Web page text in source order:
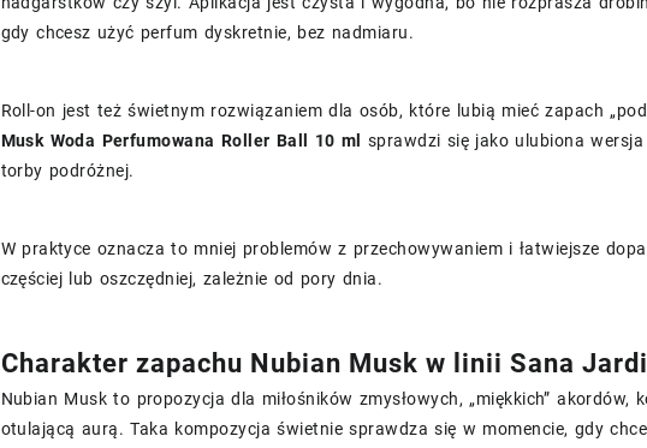
gdy chcesz użyć perfum dyskretnie, bez nadmiaru.
Roll-on jest też świetnym rozwiązaniem dla osób, które lubią mieć zapach
Musk Woda Perfumowana Roller Ball 10 ml
sprawdzi się jako ulubiona
torby podróżnej.
W praktyce oznacza to mniej problemów z przechowywaniem i łatwiejsze
częściej lub oszczędniej, zależnie od pory dnia.
Charakter zapachu Nubian Musk w linii Sana
Nubian Musk to propozycja dla miłośników zmysłowych, „miękkich” akordów,
otulającą aurą. Taka kompozycja świetnie sprawdza się w momencie, gdy